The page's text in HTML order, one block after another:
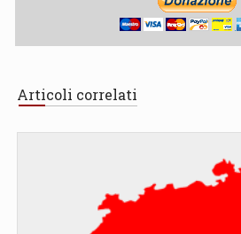
Articoli correlati